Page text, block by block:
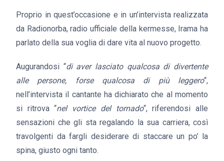
Proprio in quest’occasione e in un’intervista realizzata
da Radionorba, radio ufficiale della kermesse, Irama ha
parlato della sua voglia di dare vita al nuovo progetto.
Augurandosi “di aver lasciato qualcosa di divertente
alle persone, forse qualcosa di più leggero“,
nell’intervista il cantante ha dichiarato che al momento
si ritrova “nel vortice del tornado“, riferendosi alle
sensazioni che gli sta regalando la sua carriera, così
travolgenti da fargli desiderare di staccare un po’ la
spina, giusto ogni tanto.